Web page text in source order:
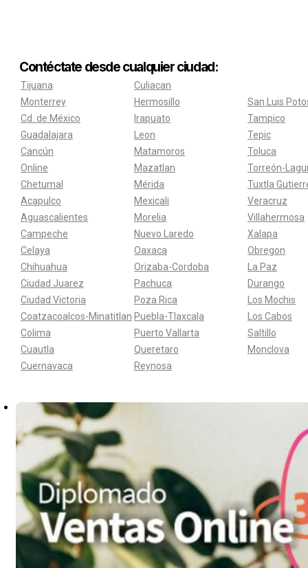
Contéctate desde cualquier ciudad:
Tijuana
Monterrey
Cd. de México
Guadalajara
Cancún
Online
Chetumal
Acapulco
Aguascalientes
Campeche
Celaya
Chihuahua
Ciudad Juarez
Ciudad Victoria
Coatzacoalcos-Minatitlan
Colima
Cuautla
Cuernavaca
Culiacan
Hermosillo
Irapuato
Leon
Matamoros
Mazatlan
Mérida
Mexicali
Morelia
Nuevo Laredo
Oaxaca
Orizaba-Cordoba
Pachuca
Poza Rica
Puebla-Tlaxcala
Puerto Vallarta
Queretaro
Reynosa
San Luis
Tampico
Tepic
Toluca
Torreón-
Tuxtla
Veracruz
Villahermosa
Xalapa
Obregon
La Paz
Durango
Los Mochis
Los Cabos
Saltillo
Monclova